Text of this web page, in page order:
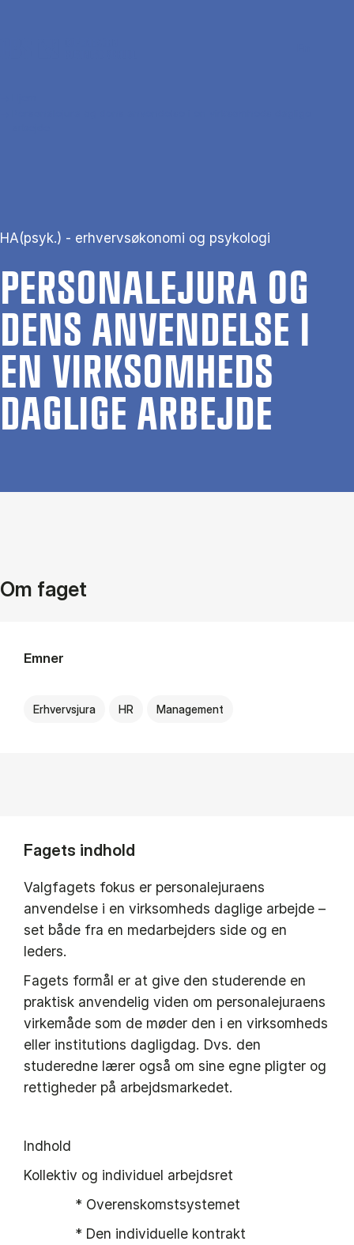
HA(psyk.) - erhvervsøkonomi og psykologi
PER­SO­NA­LEJU­RA OG
DENS AN­VEN­DEL­SE I
EN VIRK­SOM­HEDS
DAG­LI­GE AR­BEJ­DE
Om faget
Emner
Erhvervsjura HR Management
Fagets indhold
Valgfagets fokus er personalejuraens
anvendelse i en virksomheds daglige arbejde –
set både fra en medarbejders side og en
leders.
Fagets formål er at give den studerende en
praktisk anvendelig viden om personalejuraens
virkemåde som de møder den i en virksomheds
eller institutions dagligdag. Dvs. den
studeredne lærer også om sine egne pligter og
rettigheder på arbejdsmarkedet.
Indhold
Kollektiv og individuel arbejdsret
* Overenskomstsystemet
* Den individuelle kontrakt